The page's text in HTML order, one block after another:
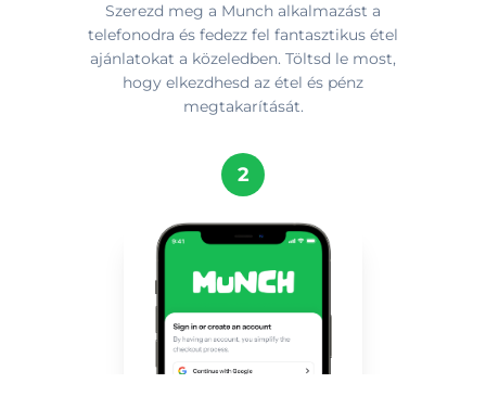
Szerezd meg a Munch alkalmazást a
telefonodra és fedezz fel fantasztikus étel
ajánlatokat a közeledben. Töltsd le most,
hogy elkezdhesd az étel és pénz
megtakarítását.
2